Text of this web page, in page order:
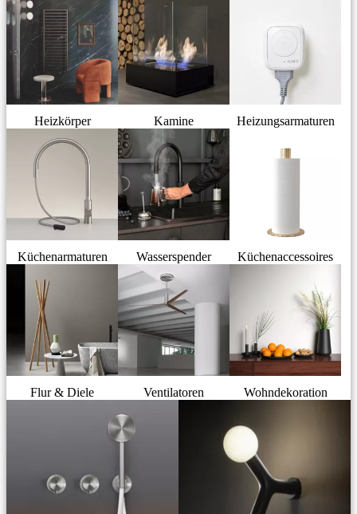
Heizkörper Kamine Heizungsarmaturen
Küchenarmaturen Wasserspender Küchenaccessoires
Flur & Diele Ventilatoren Wohndekoration